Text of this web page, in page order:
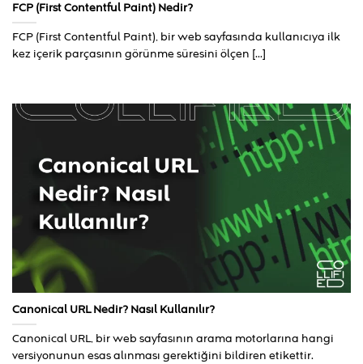
FCP (First Contentful Paint) Nedir?
FCP (First Contentful Paint), bir web sayfasında kullanıcıya ilk
kez içerik parçasının görünme süresini ölçen [...]
Canonical URL Nedir? Nasıl Kullanılır?
Canonical URL, bir web sayfasının arama motorlarına hangi
versiyonunun esas alınması gerektiğini bildiren etikettir.